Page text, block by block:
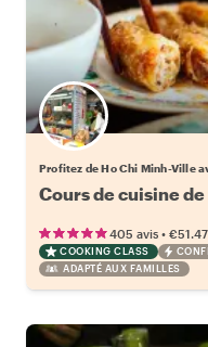
Profitez de Ho Chi Minh-Ville
Cours de cuisine
405 avis • €51.47
COOKING CLASS
ADAPTÉ AUX FAMILLES